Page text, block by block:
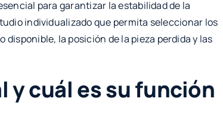
para garantizar la estabilidad de la
individualizado que permita seleccionar los
la posición de la pieza perdida y las
y cuál es su función